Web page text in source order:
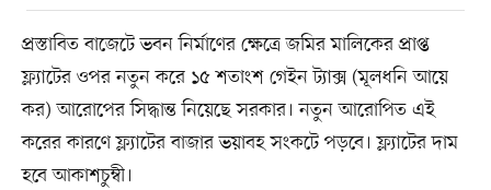
প্রস্তাবিত বাজেটে ভবন নির্মাণের ক্ষেত্রে জমির মালিকের প্রাপ্ত
ফ্ল্যাটের ওপর নতুন করে ১৫ শতাংশ গেইন ট্যাক্স (মূলধনি আয়ে
কর) আরোপের সিদ্ধান্ত নিয়েছে সরকার। নতুন আরোপিত এই
করের কারণে ফ্ল্যাটের বাজার ভয়াবহ সংকটে পড়বে। ফ্ল্যাটের দাম
হবে আকাশচুম্বী।